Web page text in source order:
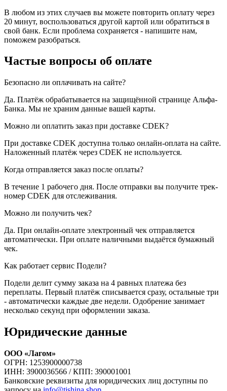
В любом из этих случаев вы можете повторить оплату через
20 минут, воспользоваться другой картой или обратиться в
свой банк. Если проблема сохраняется - напишите нам,
поможем разобраться.
Частые вопросы об оплате
Безопасно ли оплачивать на сайте?
Да. Платёж обрабатывается на защищённой странице Альфа-
Банка. Мы не храним данные вашей карты.
Можно ли оплатить заказ при доставке CDEK?
При доставке CDEK доступна только онлайн-оплата на сайте.
Наложенный платёж через CDEK не используется.
Когда отправляется заказ после оплаты?
В течение 1 рабочего дня. После отправки вы получите трек-
номер CDEK для отслеживания.
Можно ли получить чек?
Да. При онлайн-оплате электронный чек отправляется
автоматически. При оплате наличными выдаётся бумажный
чек.
Как работает сервис Подели?
Подели делит сумму заказа на 4 равных платежа без
переплаты. Первый платёж списывается сразу, остальные три
- автоматически каждые две недели. Одобрение занимает
несколько секунд при оформлении заказа.
Юридические данные
ООО «Лагом»
ОГРН: 1253900000738
ИНН: 3900036566 / КПП: 390001001
Банковские реквизиты для юридических лиц доступны по